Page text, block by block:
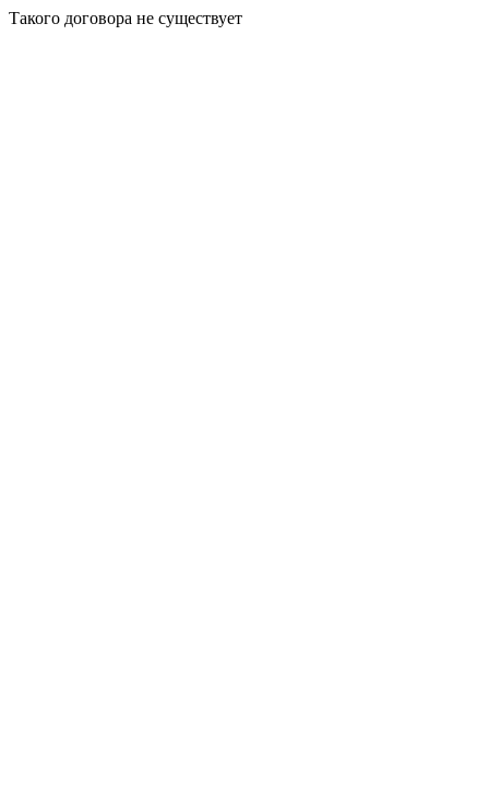
Такого договора не существует